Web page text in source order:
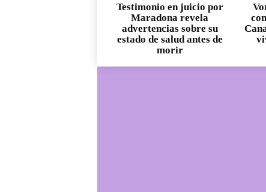
Testimonio en juicio por
Maradona revela
advertencias sobre su
estado de salud antes de
morir